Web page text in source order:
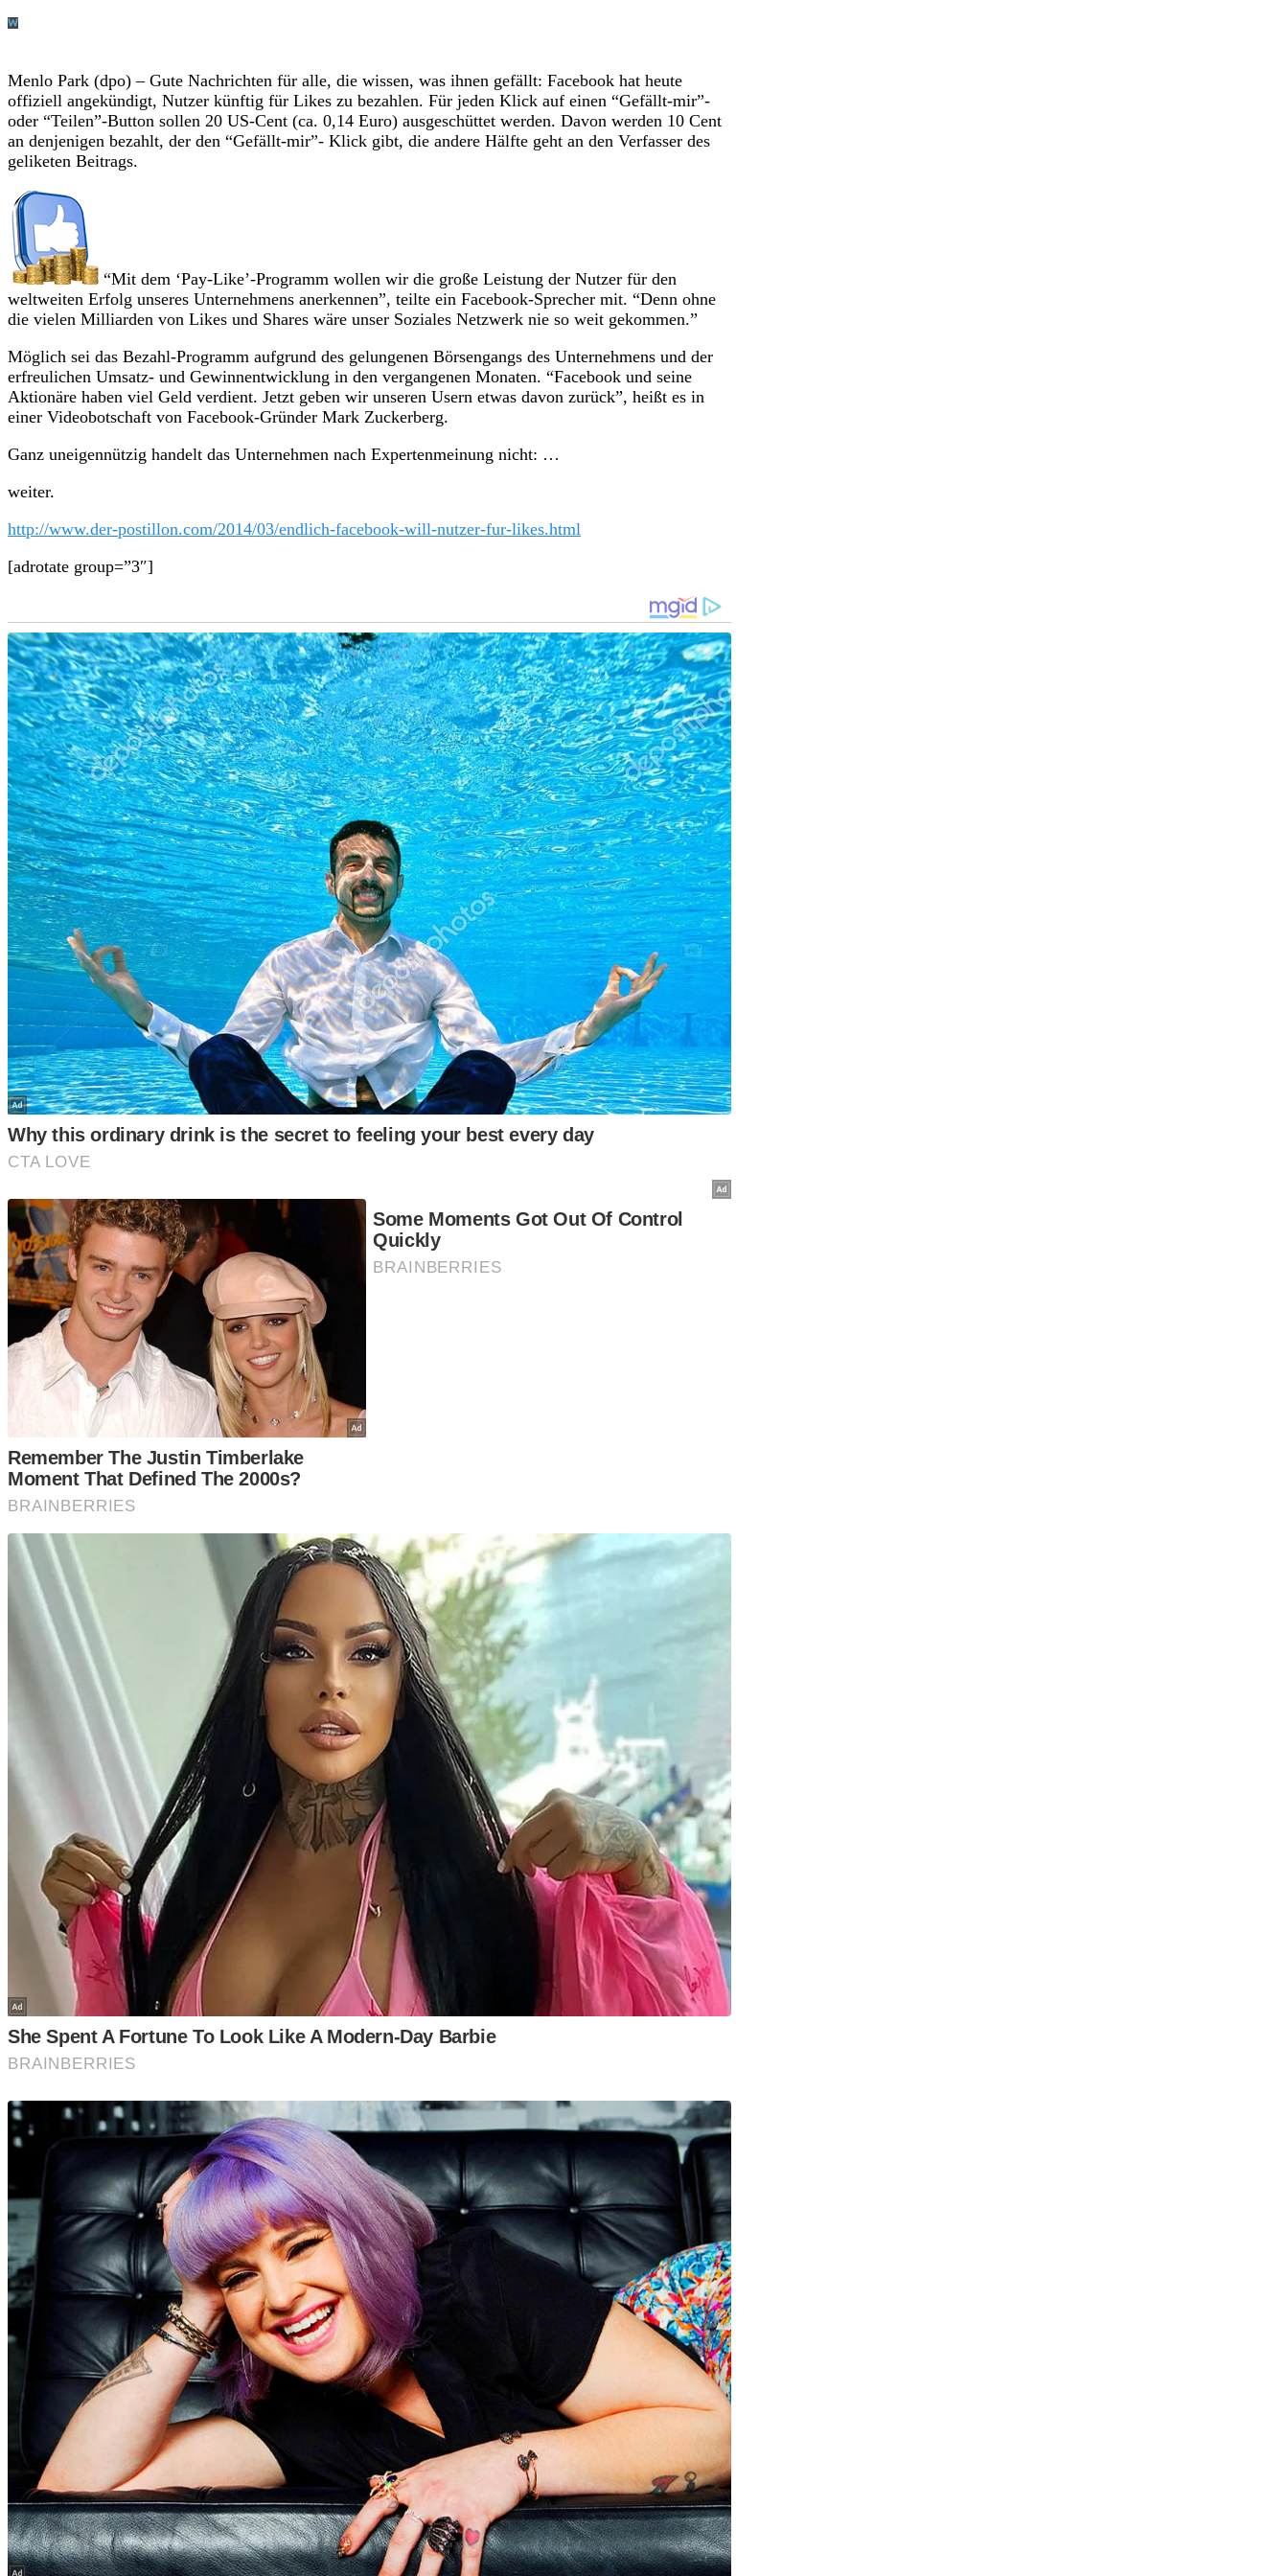
Menlo Park (dpo) – Gute Nachrichten für alle, die wissen, was ihnen gefällt: Facebook hat heute
offiziell angekündigt, Nutzer künftig für Likes zu bezahlen. Für jeden Klick auf einen “Gefällt-mir”-
oder “Teilen”-Button sollen 20 US-Cent (ca. 0,14 Euro) ausgeschüttet werden. Davon werden 10 Cent
an denjenigen bezahlt, der den “Gefällt-mir”- Klick gibt, die andere Hälfte geht an den Verfasser des
geliketen Beitrags.
“Mit dem ‘Pay-Like’-Programm wollen wir die große Leistung der Nutzer für den
weltweiten Erfolg unseres Unternehmens anerkennen”, teilte ein Facebook-Sprecher mit. “Denn ohne
die vielen Milliarden von Likes und Shares wäre unser Soziales Netzwerk nie so weit gekommen.”
Möglich sei das Bezahl-Programm aufgrund des gelungenen Börsengangs des Unternehmens und der
erfreulichen Umsatz- und Gewinnentwicklung in den vergangenen Monaten. “Facebook und seine
Aktionäre haben viel Geld verdient. Jetzt geben wir unseren Usern etwas davon zurück”, heißt es in
einer Videobotschaft von Facebook-Gründer Mark Zuckerberg.
Ganz uneigennützig handelt das Unternehmen nach Expertenmeinung nicht: …
weiter.
http://www.der-postillon.com/2014/03/endlich-facebook-will-nutzer-fur-likes.html
[adrotate group=”3″]